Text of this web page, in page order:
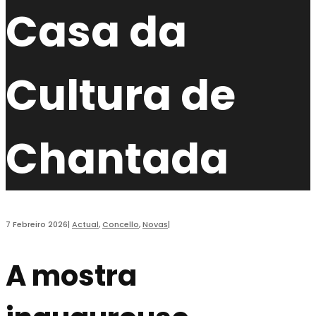
Casa da
Cultura de
Chantada
7 Febreiro 2026| Actual,Concello,Novas|
A mostra